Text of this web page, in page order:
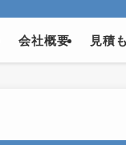
会社概要 見積